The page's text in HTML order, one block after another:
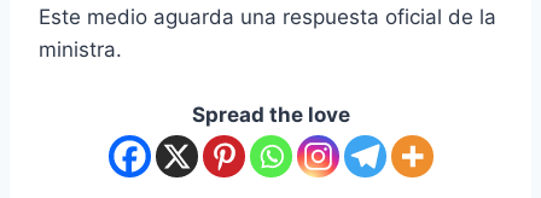
Este medio aguarda una respuesta oficial de la
ministra.
Spread the love